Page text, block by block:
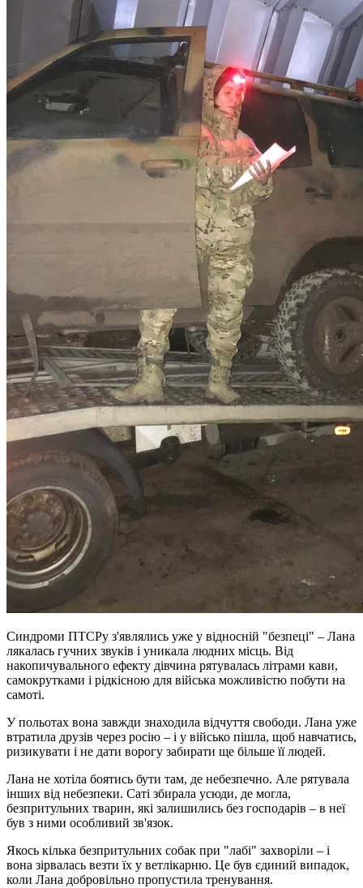
Синдроми ПТСРу з'являлись уже у відносній "безпеці" – Лана
лякалась гучних звуків і уникала людних місць. Від
накопичувального ефекту дівчина рятувалась літрами кави,
самокрутками і рідкісною для війська можливістю побути на
самоті.
У польотах вона завжди знаходила відчуття свободи. Лана уже
втратила друзів через росію – і у військо пішла, щоб навчатись,
ризикувати і не дати ворогу забирати ще більше її людей.
Лана не хотіла боятись бути там, де небезпечно. Але рятувала
інших від небезпеки. Саті збирала усюди, де могла,
безпритульних тварин, які залишились без господарів – в неї
був з ними особливий зв'язок.
Якось кілька безпритульних собак при "лабі" захворіли – і
вона зірвалась везти їх у ветлікарню. Це був єдиний випадок,
коли Лана добровільно пропустила тренування.